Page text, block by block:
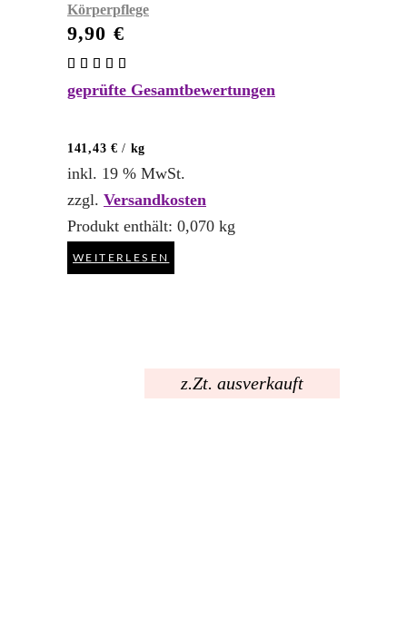
Körperpflege
9,90 €
5.00
geprüfte Gesamtbewertungen
141,43 € / kg
inkl. 19 % MwSt.
zzgl. Versandkosten
Produkt enthält: 0,070 kg
WEITERLESEN
z.Zt. ausverkauft